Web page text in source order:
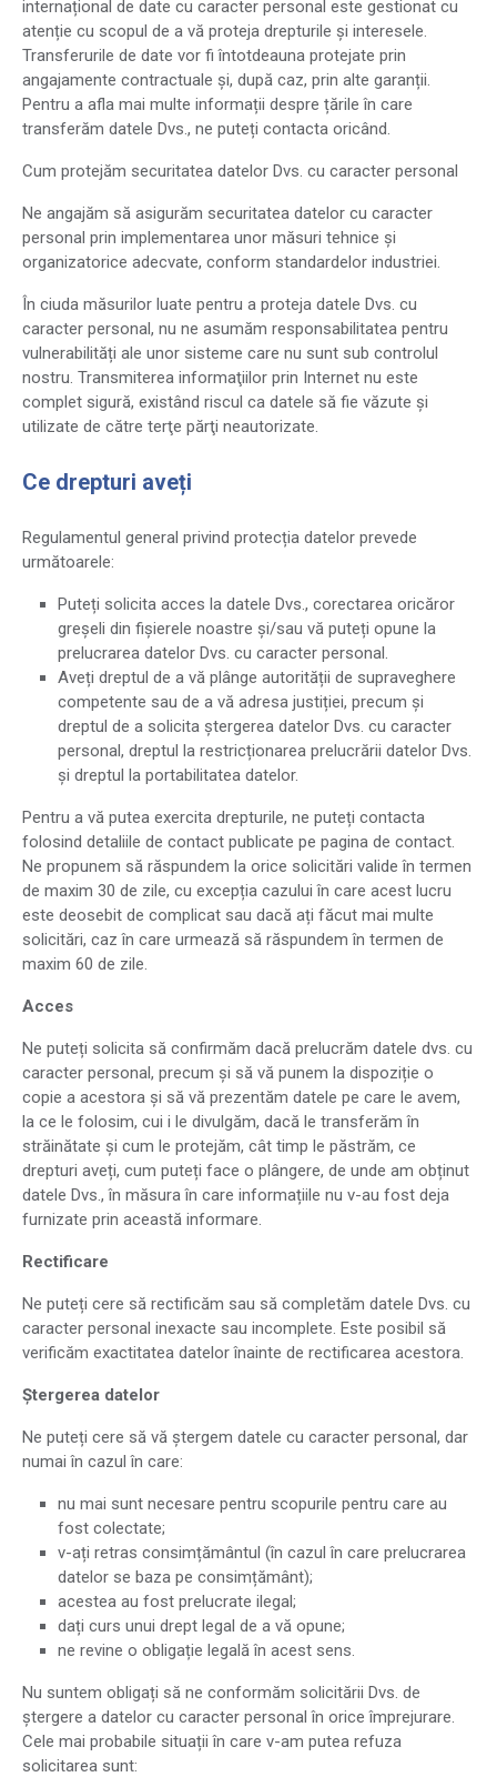
internațional de date cu caracter personal este gestionat cu
atenție cu scopul de a vă proteja drepturile și interesele.
Transferurile de date vor fi întotdeauna protejate prin
angajamente contractuale și, după caz, prin alte garanții.
Pentru a afla mai multe informații despre țările în care
transferăm datele Dvs., ne puteți contacta oricând.
Cum protejăm securitatea datelor Dvs. cu caracter personal
Ne angajăm să asigurăm securitatea datelor cu caracter
personal prin implementarea unor măsuri tehnice și
organizatorice adecvate, conform standardelor industriei.
În ciuda măsurilor luate pentru a proteja datele Dvs. cu
caracter personal, nu ne asumăm responsabilitatea pentru
vulnerabilități ale unor sisteme care nu sunt sub controlul
nostru. Transmiterea informaţiilor prin Internet nu este
complet sigură, existând riscul ca datele să fie văzute şi
utilizate de către terţe părţi neautorizate.
Ce drepturi aveți
Regulamentul general privind protecția datelor prevede
următoarele:
Puteți solicita acces la datele Dvs., corectarea oricăror
greșeli din fișierele noastre și/sau vă puteți opune la
prelucrarea datelor Dvs. cu caracter personal.
Aveți dreptul de a vă plânge autorității de supraveghere
competente sau de a vă adresa justiției, precum și
dreptul de a solicita ștergerea datelor Dvs. cu caracter
personal, dreptul la restricționarea prelucrării datelor Dvs.
și dreptul la portabilitatea datelor.
Pentru a vă putea exercita drepturile, ne puteți contacta
folosind detaliile de contact publicate pe pagina de contact.
Ne propunem să răspundem la orice solicitări valide în termen
de maxim 30 de zile, cu excepția cazului în care acest lucru
este deosebit de complicat sau dacă ați făcut mai multe
solicitări, caz în care urmează să răspundem în termen de
maxim 60 de zile.
Acces
Ne puteți solicita să confirmăm dacă prelucrăm datele dvs. cu
caracter personal, precum și să vă punem la dispoziție o
copie a acestora și să vă prezentăm datele pe care le avem,
la ce le folosim, cui i le divulgăm, dacă le transferăm în
străinătate și cum le protejăm, cât timp le păstrăm, ce
drepturi aveți, cum puteți face o plângere, de unde am obținut
datele Dvs., în măsura în care informațiile nu v-au fost deja
furnizate prin această informare.
Rectificare
Ne puteți cere să rectificăm sau să completăm datele Dvs. cu
caracter personal inexacte sau incomplete. Este posibil să
verificăm exactitatea datelor înainte de rectificarea acestora.
Ștergerea datelor
Ne puteți cere să vă ștergem datele cu caracter personal, dar
numai în cazul în care:
nu mai sunt necesare pentru scopurile pentru care au
fost colectate;
v-ați retras consimțământul (în cazul în care prelucrarea
datelor se baza pe consimțământ);
acestea au fost prelucrate ilegal;
dați curs unui drept legal de a vă opune;
ne revine o obligație legală în acest sens.
Nu suntem obligați să ne conformăm solicitării Dvs. de
ștergere a datelor cu caracter personal în orice împrejurare.
Cele mai probabile situații în care v-am putea refuza
solicitarea sunt: